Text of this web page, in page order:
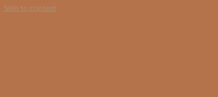
Skip to content